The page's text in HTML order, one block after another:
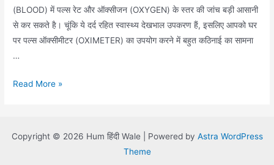
(BLOOD) में पल्स रेट और ऑक्सीजन (OXYGEN) के स्तर की जांच बड़ी आसानी
से कर सकते है। चूंकि ये दर्द रहित स्वास्थ्य देखभाल उपकरण हैं, इसलिए आपको घर
पर पल्स ऑक्सीमीटर (OXIMETER) का उपयोग करने में बहुत कठिनाई का सामना
…
Oximeter
Read More »
Copyright © 2026 Hum हिंदी Wale | Powered by Astra WordPress
Theme